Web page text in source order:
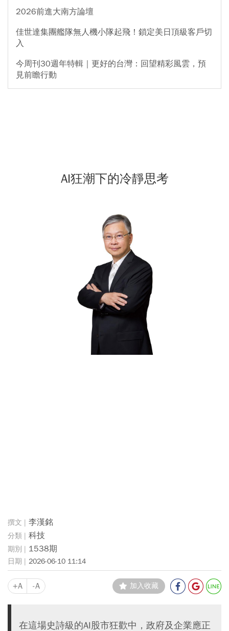
2026前進大南方論壇
佳世達集團艦隊無人機小隊起飛！鎖定美日頂級客戶切
入
今周刊30週年特輯｜更好的台灣：回望精彩風雲，預
見前瞻行動
AI狂潮下的冷靜思考
李漢銘
科技
1538期
2026-06-10 11:14
+A -A 加入收藏
在這場史詩級的AI股市狂歡中，政府及企業應正